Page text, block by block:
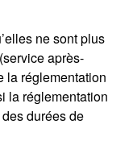
ne sont plus
après-
la réglementation
la réglementation
durées de